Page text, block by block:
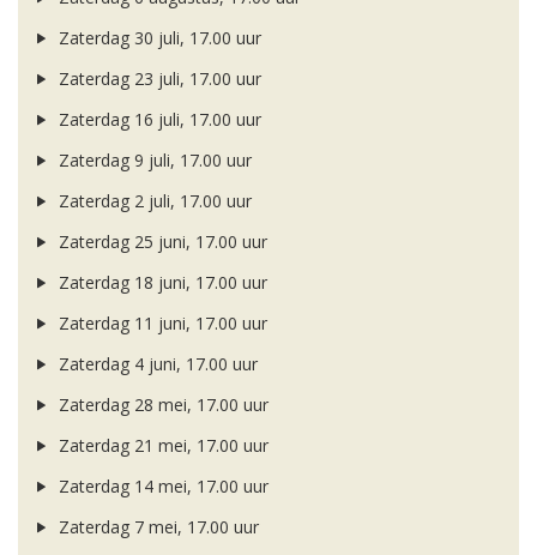
Zaterdag 30 juli, 17.00 uur
Zaterdag 23 juli, 17.00 uur
Zaterdag 16 juli, 17.00 uur
Zaterdag 9 juli, 17.00 uur
Zaterdag 2 juli, 17.00 uur
Zaterdag 25 juni, 17.00 uur
Zaterdag 18 juni, 17.00 uur
Zaterdag 11 juni, 17.00 uur
Zaterdag 4 juni, 17.00 uur
Zaterdag 28 mei, 17.00 uur
Zaterdag 21 mei, 17.00 uur
Zaterdag 14 mei, 17.00 uur
Zaterdag 7 mei, 17.00 uur